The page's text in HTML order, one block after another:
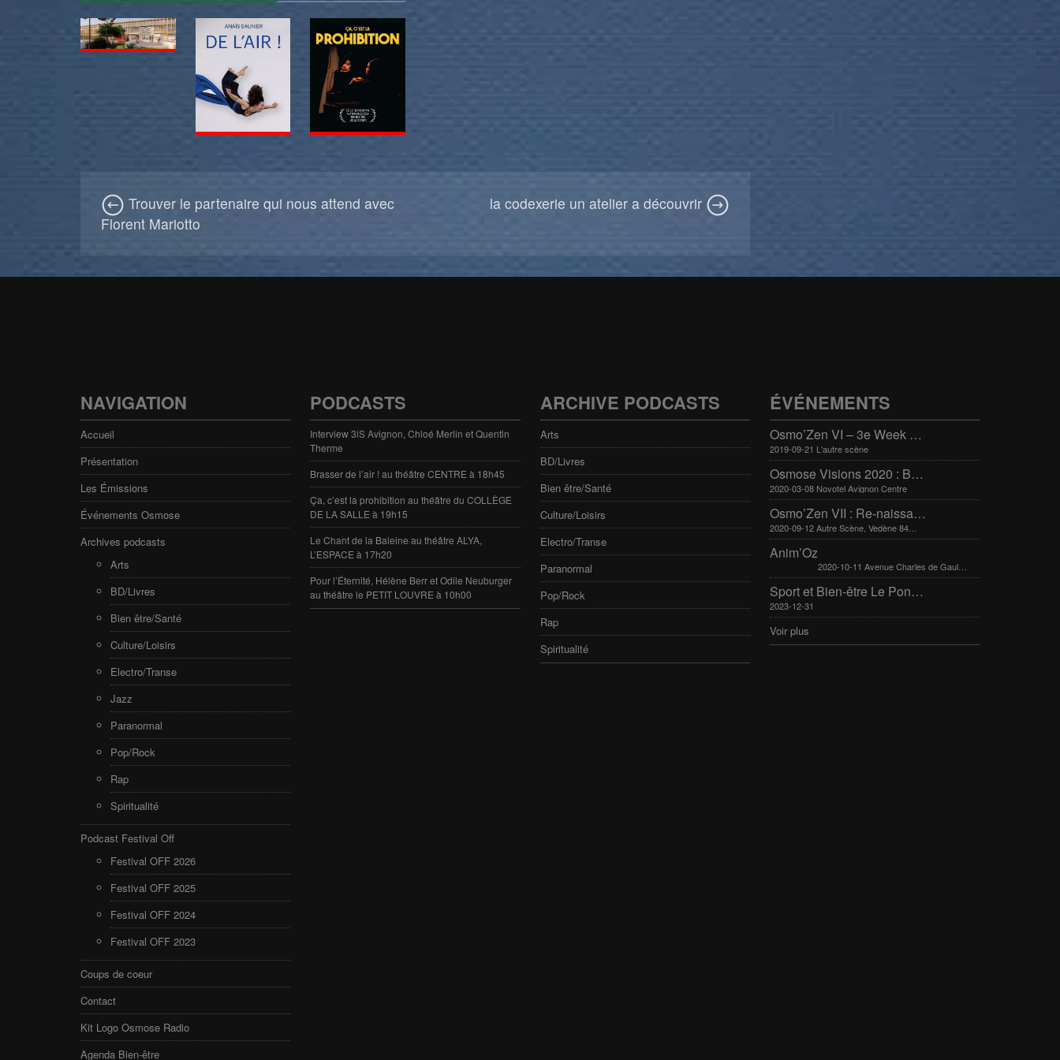
Trouver le partenaire qui nous attend avec
Florent Mariotto
la codexerie un atelier a découvrir
NAVIGATION
Accueil
Présentation
Les Émissions
Événements Osmose
Archives podcasts
Arts
BD/Livres
Bien être/Santé
Culture/Loisirs
Electro/Transe
Jazz
Paranormal
Pop/Rock
Rap
Spiritualité
Podcast Festival Off
Festival OFF 2026
Festival OFF 2025
Festival OFF 2024
Festival OFF 2023
Coups de coeur
Contact
Kit Logo Osmose Radio
Agenda Bien-être
PODCASTS
Interview 3iS Avignon, Chloé Merlin et Quentin
Therme
Brasser de l’air ! au théâtre CENTRE à 18h45
Ça, c’est la prohibition au théâtre du COLLÈGE
DE LA SALLE à 19h15
Le Chant de la Baleine au théâtre ALYA,
L’ESPACE à 17h20
Pour l’Éternité, Hélène Berr et Odile Neuburger
au théâtre le PETIT LOUVRE à 10h00
ARCHIVE PODCASTS
Arts
BD/Livres
Bien être/Santé
Culture/Loisirs
Electro/Transe
Paranormal
Pop/Rock
Rap
Spiritualité
ÉVÉNEMENTS
Osmo’Zen VI – 3e Week end international du bien-être
2019-09-21 L'autre scène
Osmose Visions 2020 : Bien-être et arts divinatoires
2020-03-08 Novotel Avignon Centre
Osmo’Zen VII : Re-naissance
2020-09-12 Autre Scène, Vedène 84270
Anim’Oz
2020-10-11 Avenue Charles de Gaulle 30400 Villeneuve-Lès-Avignon
Sport et Bien-être Le Pontet 16-17 mars 2024
2023-12-31
Voir plus